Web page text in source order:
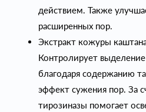
действием. Также
расширенных пор.
Экстракт кожуры
Контролирует
благодаря содержанию
эффект сужения пор. За
тирозиназы помогает